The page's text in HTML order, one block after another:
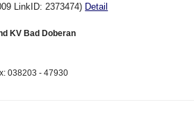
LinkID: 2373474) Detail
KV Bad Doberan
038203 - 47930